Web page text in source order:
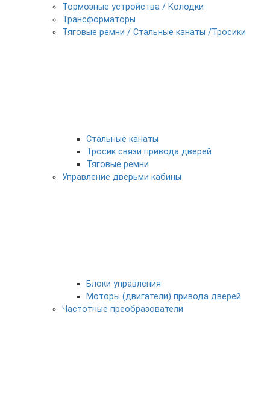
Тормозные устройства / Колодки
Трансформаторы
Тяговые ремни / Стальные канаты /Тросики
Стальные канаты
Тросик связи привода дверей
Тяговые ремни
Управление дверьми кабины
Блоки управления
Моторы (двигатели) привода дверей
Частотные преобразователи